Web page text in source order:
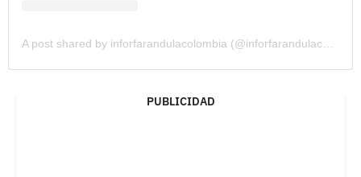
A post shared by inforfarandulacolombia (@inforfarandulacolombia)
PUBLICIDAD